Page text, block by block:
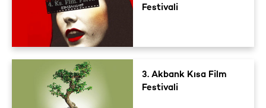
Festivali
3. Akbank Kısa Film
Festivali